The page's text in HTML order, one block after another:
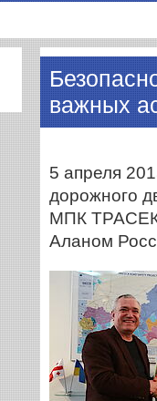
важных
5 апреля
дорожного
МПК
Аланом